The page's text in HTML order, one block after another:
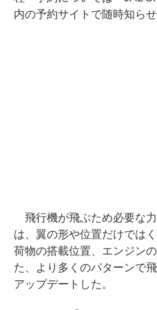
内の予約サイトで随時知らせ
飛行機が飛ぶため必要な
は、翼の形や位置だけでは
荷物の搭載位置、エンジン
た、より多くのパターンで
アップデートした。